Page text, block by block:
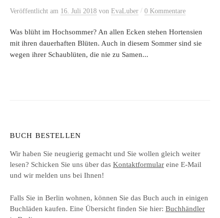
Veröffentlicht am 16. Juli 2018 von EvaLuber / 0 Kommentare
Was blüht im Hochsommer? An allen Ecken stehen Hortensien
mit ihren dauerhaften Blüten. Auch in diesem Sommer sind sie
wegen ihrer Schaublüten, die nie zu Samen...
BUCH BESTELLEN
Wir haben Sie neugierig gemacht und Sie wollen gleich weiter
lesen? Schicken Sie uns über das Kontaktformular eine E-Mail
und wir melden uns bei Ihnen!
Falls Sie in Berlin wohnen, können Sie das Buch auch in einigen
Buchläden kaufen. Eine Übersicht finden Sie hier: Buchhändler